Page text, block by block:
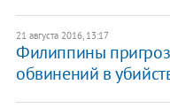
21 августа 2016, 13:17
Филиппины
обвинений в